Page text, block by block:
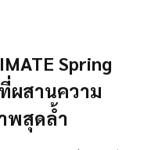
Spring
ผสานความ
พสุดล้ำ